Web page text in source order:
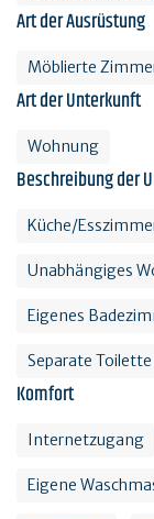
Art der Ausrüstung
Möblierte
Art der Unterkunft
Wohnung
Beschreibung der
Küche/
Unabhängiges
Eigenes
Separate Toilette
Komfort
Internetzugang
Eigene